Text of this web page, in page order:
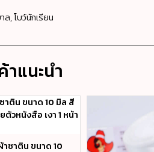
, โบว์นักเรียน
แนะนำ
ซาติน ขนาด 10